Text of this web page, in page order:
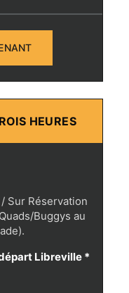
HEURES
Sur Réservation
Buggys au
Libreville *